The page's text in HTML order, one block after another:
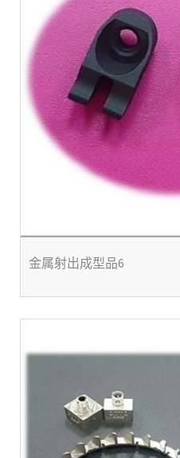
金属射出成型品6